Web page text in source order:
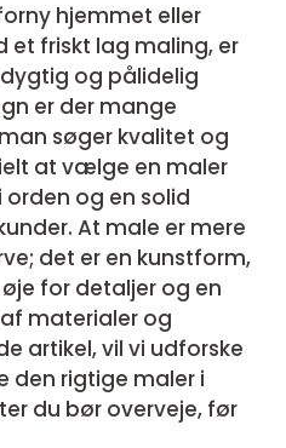
hjemmet eller
et friskt lag maling, er
og pålidelig
er der mange
søger kvalitet og
at vælge en maler
og en solid
At male er mere
det er en kunstform,
for detaljer og en
materialer og
artikel, vil vi udforske
den rigtige maler i
du bør overveje, før